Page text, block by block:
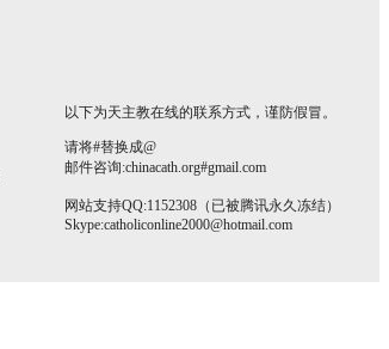
以下为天主教在线的联系方式，谨防假冒。
请将#替换成@
邮件咨询:chinacath.org#gmail.com
网站支持QQ:1152308（已被腾讯永久冻结）
Skype:catholiconline2000@hotmail.com